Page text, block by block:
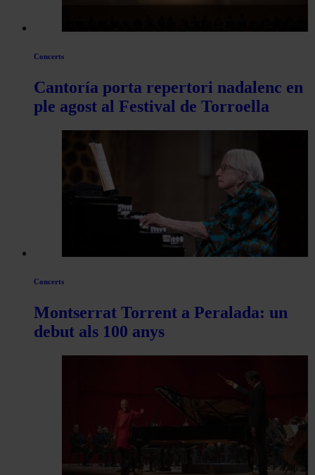
Concerts
Cantoría porta repertori nadalenc en
ple agost al Festival de Torroella
Concerts
Montserrat Torrent a Peralada: un
debut als 100 anys